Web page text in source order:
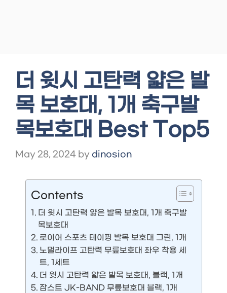
더 윗시 고탄력 얇은 발
목 보호대, 1개 축구발
목보호대 Best Top5
May 28, 2024 by dinosion
Contents
더 윗시 고탄력 얇은 발목 보호대, 1개 축구발
목보호대
로이어 스포츠 테이핑 발목 보호대 그린, 1개
노멀라이프 고탄력 무릎보호대 좌우 착용 세
트, 1세트
더 윗시 고탄력 얇은 발목 보호대, 블랙, 1개
잠스트 JK-BAND 무릎보호대 블랙, 1개